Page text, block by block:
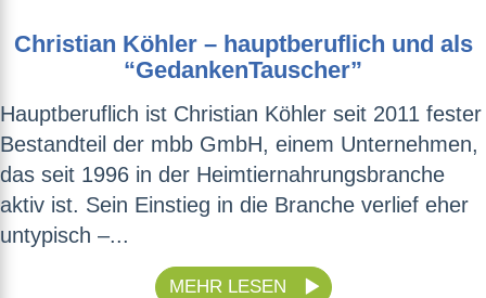
Christian Köhler – hauptberuflich und als
“GedankenTauscher”
Hauptberuflich ist Christian Köhler seit 2011 fester
Bestandteil der mbb GmbH, einem Unternehmen,
das seit 1996 in der Heimtiernahrungsbranche
aktiv ist. Sein Einstieg in die Branche verlief eher
untypisch –...
MEHR LESEN